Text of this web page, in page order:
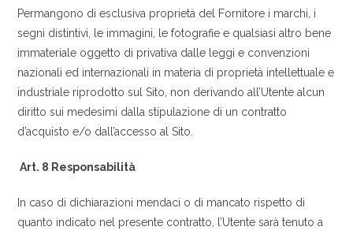
Permangono di esclusiva proprietà del Fornitore i marchi, i
segni distintivi, le immagini, le fotografie e qualsiasi altro bene
immateriale oggetto di privativa dalle leggi e convenzioni
nazionali ed internazionali in materia di proprietà intellettuale e
industriale riprodotto sul Sito, non derivando all’Utente alcun
diritto sui medesimi dalla stipulazione di un contratto
d’acquisto e/o dall’accesso al Sito.
Art. 8 Responsabilità
In caso di dichiarazioni mendaci o di mancato rispetto di
quanto indicato nel presente contratto, l’Utente sarà tenuto a